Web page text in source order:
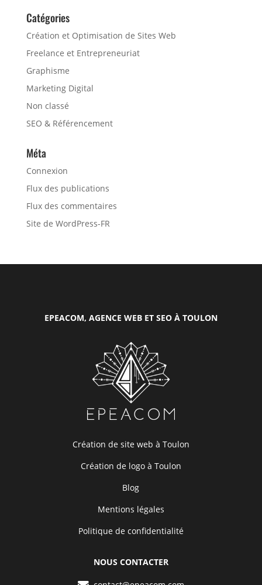
Catégories
Création et Optimisation de Sites Web
Freelance et Entrepreneuriat
Graphisme
Marketing Digital
Non classé
SEO & Référencement
Méta
Connexion
Flux des publications
Flux des commentaires
Site de WordPress-FR
EPEACOM, AGENCE WEB ET SEO À TOULON
Création de site web à Toulon
Création de logo à Toulon
Blog
Mentions légales
Politique de confidentialité
NOUS CONTACTER